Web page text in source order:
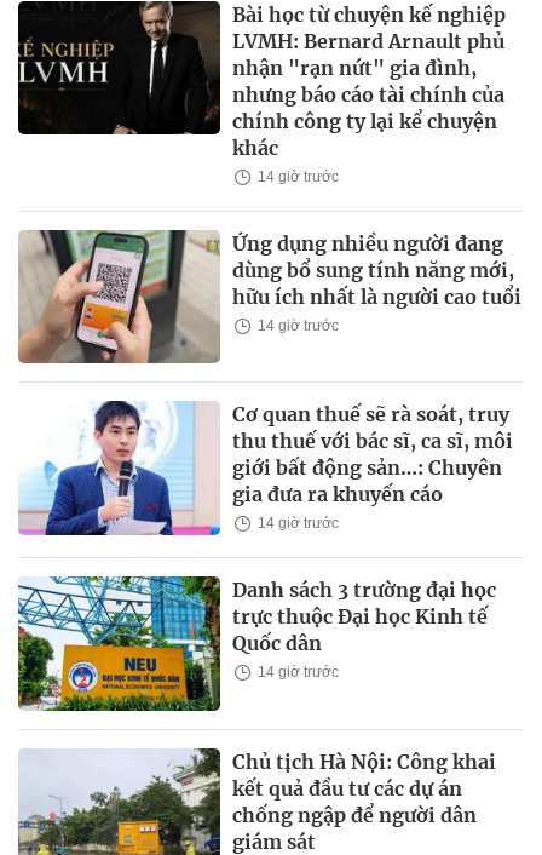
Bài học từ chuyện kế nghiệp
LVMH: Bernard Arnault phủ
nhận "rạn nứt" gia đình,
nhưng báo cáo tài chính của
chính công ty lại kể chuyện
khác
14 giờ trước
Ứng dụng nhiều người đang
dùng bổ sung tính năng mới,
hữu ích nhất là người cao tuổi
14 giờ trước
Cơ quan thuế sẽ rà soát, truy
thu thuế với bác sĩ, ca sĩ, môi
giới bất động sản…: Chuyên
gia đưa ra khuyến cáo
14 giờ trước
Danh sách 3 trường đại học
trực thuộc Đại học Kinh tế
Quốc dân
14 giờ trước
Chủ tịch Hà Nội: Công khai
kết quả đầu tư các dự án
chống ngập để người dân
giám sát